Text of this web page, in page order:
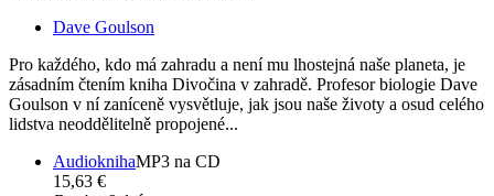
Dave Goulson
Pro každého, kdo má zahradu a není mu lhostejná naše planeta, je
zásadním čtením kniha Divočina v zahradě. Profesor biologie Dave
Goulson v ní zaníceně vysvětluje, jak jsou naše životy a osud celého
lidstva neoddělitelně propojené...
AudioknihaMP3 na CD
15,63 €